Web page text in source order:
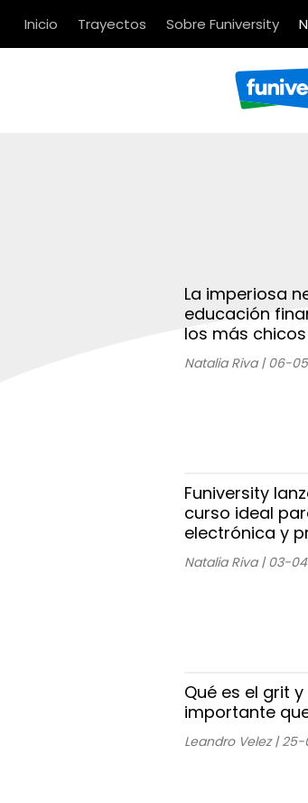
Inicio Trayectos Sobre Funiversity
La imperiosa
educación
los más chicos
Natalia Riva | 06-
Funiversity
curso ideal
electrónica y
Natalia Riva | 03-
Qué es el grit
importante
Leandro Velez |